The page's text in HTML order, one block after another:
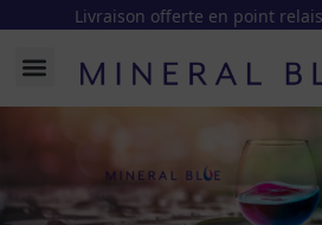
Livraison offerte en point